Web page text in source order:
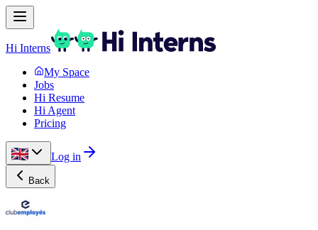
Hi Interns
My Space
Jobs
Hi Resume
Hi Agent
Pricing
Log in
Back